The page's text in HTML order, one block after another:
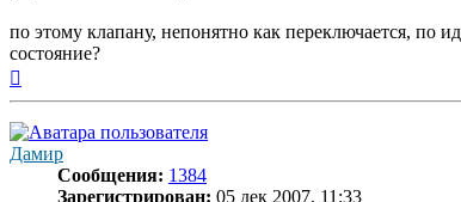
по этому клапану, непонятно как переключается, по
состояние?
Дамир
Сообщения: 1384
Зарегистрирован: 05 дек 2007, 11:33